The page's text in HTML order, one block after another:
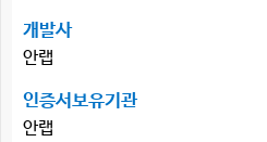
개발사
안랩
인증서보유기관
안랩